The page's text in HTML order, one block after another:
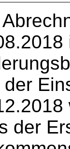
der
der